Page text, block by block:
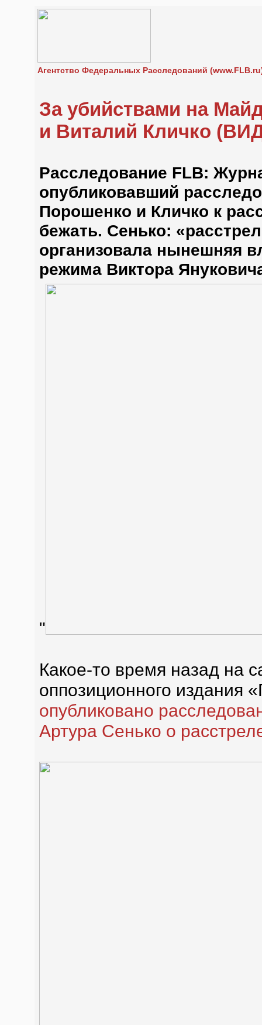
Агентство Федеральных Расследований
За убийствами на
и Виталий Кличко
Расследование FLB:
опубликовавший
Порошенко и Кличко к
бежать. Сенько:
организовала нынешняя
режима Виктора
"
Какое-то время назад на
оппозиционного издания
опубликовано
Артура Сенько о